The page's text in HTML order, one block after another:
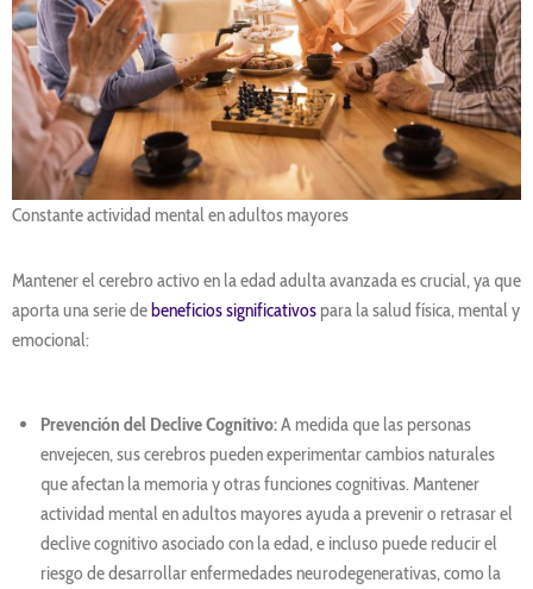
Constante actividad mental en adultos mayores
Mantener el cerebro activo en la edad adulta avanzada es crucial, ya que
aporta una serie debeneficios significativos para la salud física, mental y
emocional:
Prevención del Declive Cognitivo:A medida que las personas
envejecen, sus cerebros pueden experimentar cambios naturales
que afectan la memoria y otras funciones cognitivas. Mantener
actividad mental en adultos mayores ayuda a prevenir o retrasar el
declive cognitivo asociado con la edad, e incluso puede reducir el
riesgo de desarrollar enfermedades neurodegenerativas, como la